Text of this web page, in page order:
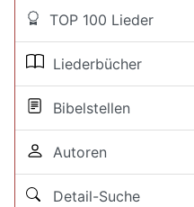
TOP 100 Lieder
Liederbücher
Bibelstellen
Autoren
Detail-Suche